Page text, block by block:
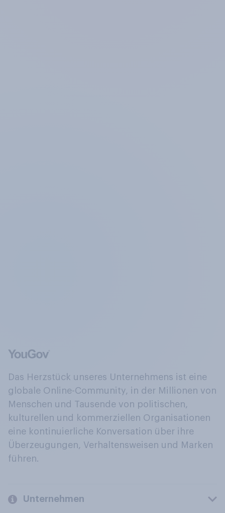
Das Herzstück unseres Unternehmens ist eine
globale Online-Community, in der Millionen von
Menschen und Tausende von politischen,
kulturellen und kommerziellen Organisationen
eine kontinuierliche Konversation über ihre
Überzeugungen, Verhaltensweisen und Marken
führen.
Unternehmen